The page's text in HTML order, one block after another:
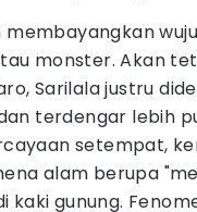
membayangkan
monster. Akan
Sarilala justru
terdengar lebih
setempat,
alam berupa
kaki gunung.